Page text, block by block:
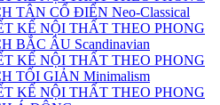
TÂN CỔ ĐIỂN Neo-Classical
KẾ NỘI THẤT THEO PHONG
BẮC ÂU Scandinavian
KẾ NỘI THẤT THEO PHONG
TỐI GIẢN Minimalism
KẾ NỘI THẤT THEO PHONG